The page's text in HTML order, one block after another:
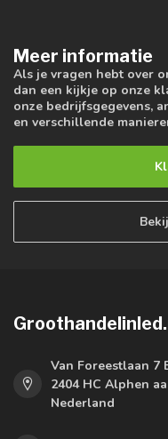
Meer informatie
Als je vragen hebt over
dan een kijkje op onze
onze bedrijfsgegevens,
en verschillende
Van Foreestlaan 7
2404 HC Alphen
Nederland